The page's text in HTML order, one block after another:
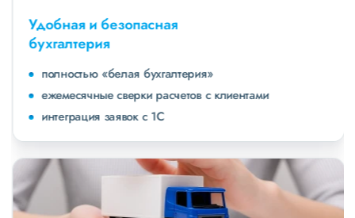
Удобная и безопасная
бухгалтерия
полностью «белая бухгалтерия»
ежемесячные сверки расчетов с клиентами
интеграция заявок с 1С